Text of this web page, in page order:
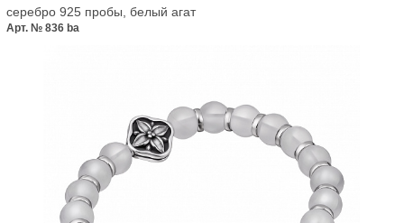
серебро 925 пробы, белый агат
Арт. № 836 ba